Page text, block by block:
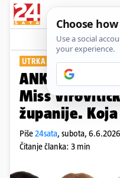
UTRKA ZA KRUNU
ANKETA One
Miss
županije.
Piše24sata, subota,
Čitanje članka: 3 min